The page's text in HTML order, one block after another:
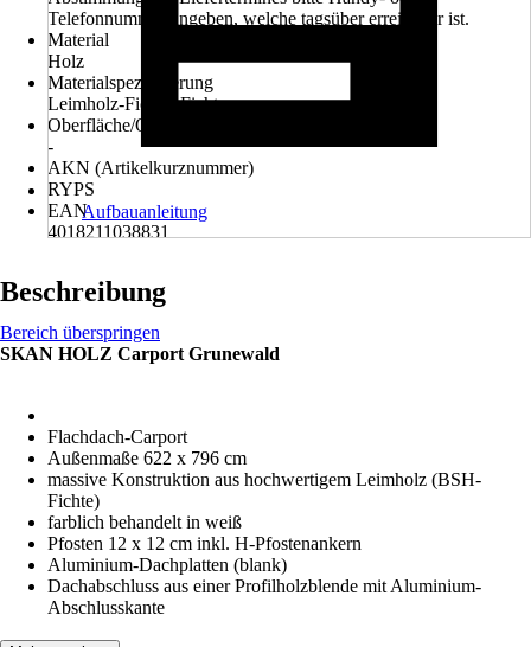
Telefonnummer angeben, welche tagsüber erreichbar ist.
Material
Holz
Materialspezifizierung
Leimholz-Fichte, Fichte
Oberfläche/Oberflächenbehandlung
-
AKN (Artikelkurznummer)
RYPS
EAN
4018211038831
Aufbauanleitung
Beschreibung
Bereich überspringen
SKAN HOLZ Carport Grunewald
Flachdach-Carport
Außenmaße 622 x 796 cm
massive Konstruktion aus hochwertigem Leimholz (BSH-
Fichte)
farblich behandelt in weiß
Pfosten 12 x 12 cm inkl. H-Pfostenankern
Aluminium-Dachplatten (blank)
Dachabschluss aus einer Profilholzblende mit Aluminium-
Abschlusskante